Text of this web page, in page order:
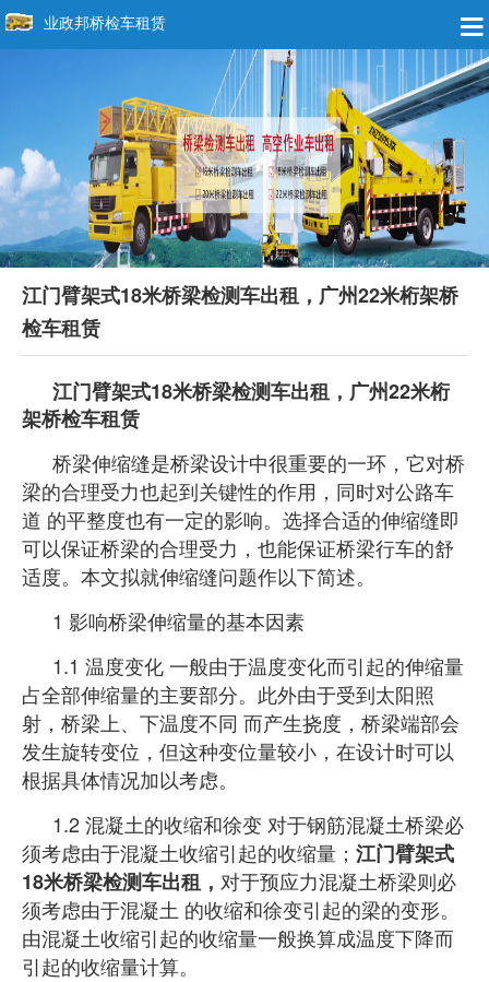
业政邦桥检车租赁
江门臂架式18米桥梁检测车出租，广州22米桁架桥
检车租赁
江门臂架式18米桥梁检测车出租，广州22米桁
架桥检车租赁
桥梁伸缩缝是桥梁设计中很重要的一环，它对桥
梁的合理受力也起到关键性的作用，同时对公路车
道 的平整度也有一定的影响。选择合适的伸缩缝即
可以保证桥梁的合理受力，也能保证桥梁行车的舒
适度。本文拟就伸缩缝问题作以下简述。
1 影响桥梁伸缩量的基本因素
1.1 温度变化 一般由于温度变化而引起的伸缩量
占全部伸缩量的主要部分。此外由于受到太阳照
射，桥梁上、下温度不同 而产生挠度，桥梁端部会
发生旋转变位，但这种变位量较小，在设计时可以
根据具体情况加以考虑。
1.2 混凝土的收缩和徐变 对于钢筋混凝土桥梁必
须考虑由于混凝土收缩引起的收缩量； 江门臂架式
18米桥梁检测车出租， 对于预应力混凝土桥梁则必
须考虑由于混凝土 的收缩和徐变引起的梁的变形。
由混凝土收缩引起的收缩量一般换算成温度下降而
引起的收缩量计算。